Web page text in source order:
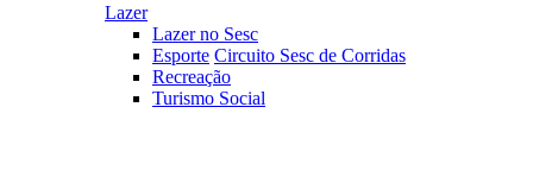
Lazer
Lazer no Sesc
Esporte Circuito Sesc de Corridas
Recreação
Turismo Social